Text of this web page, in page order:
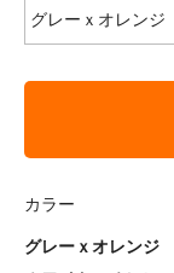
カラー
グレーｘオレンジ